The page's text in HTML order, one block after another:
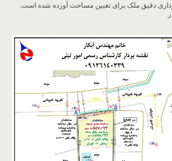
دقیق ملک برای تعیین مساحت آورده شده است.